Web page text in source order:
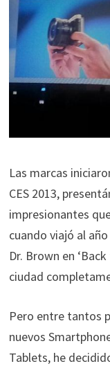
Las marcas
CES 2013,
impresionantes
cuando viajó al
Dr. Brown en
ciudad
Pero entre tantos
nuevos
Tablets, he